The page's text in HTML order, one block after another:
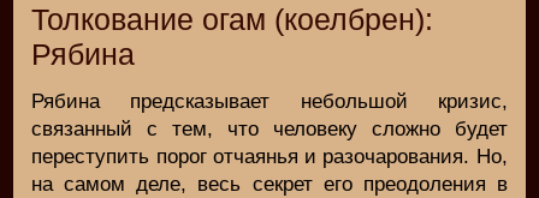
Толкование огам (коелбрен):
Рябина
Рябина предсказывает небольшой кризис,
связанный с тем, что человеку сложно будет
переступить порог отчаянья и разочарования. Но,
на самом деле, весь секрет его преодоления в